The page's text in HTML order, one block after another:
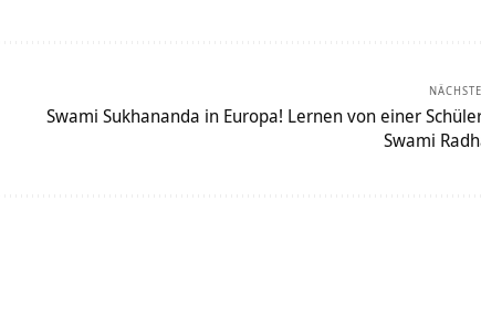
Swami Sukhananda in Europa! Lernen von einer
Swami